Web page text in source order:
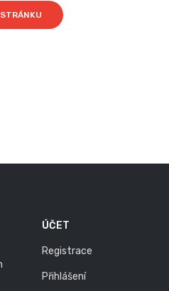
ÚČET
Registrace
Přihlášení